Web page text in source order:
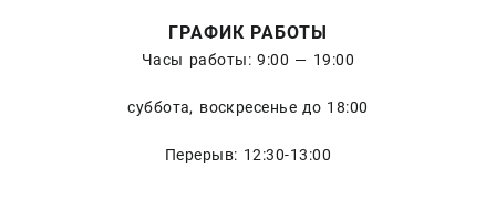
ГРАФИК РАБОТЫ
Часы работы: 9:00 — 19:00
суббота, воскресенье до 18:00
Перерыв: 12:30-13:00